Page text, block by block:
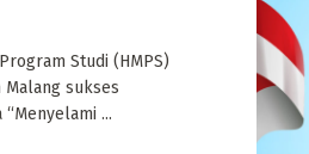
Studi (HMPS)
Malang sukses
...